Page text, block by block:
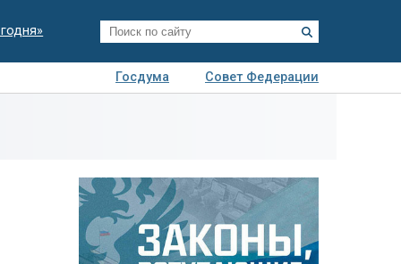
Госдума
Совет Федерации